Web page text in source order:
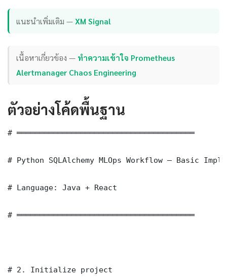
แนะนำเพิ่มเติม —XM Signal
เนื้อหาเกี่ยวข้อง — ทำความเข้าใจ Prometheus
Alertmanager Chaos Engineering
ตัวอย่างโค้ดพื้นฐาน
# ═══════════════════════════════════════
# Python SQLAlchemy MLOps Workflow — Basic
# Language: Java + React
# ═══════════════════════════════════════
# 2. Initialize project